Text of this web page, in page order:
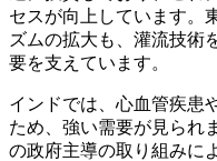
セスが向上しています。
ズムの拡大も、灌流技術
要を支えています。
インドでは、心血管疾患
ため、強い需要が見られ
の政府主導の取り組みに